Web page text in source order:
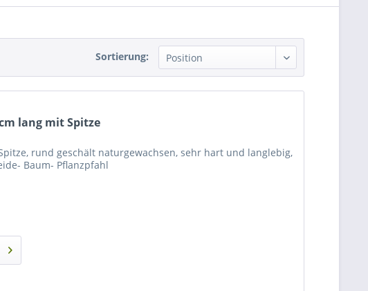
Sortierung:
lang mit Spitze
rund geschält naturgewachsen, sehr hart und langlebig,
Baum- Pflanzpfahl